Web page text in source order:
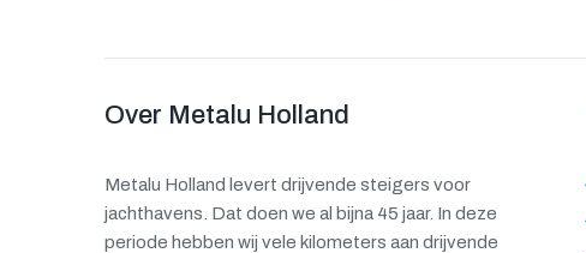
Over Metalu Holland
Metalu Holland levert drijvende steigers voor
jachthavens. Dat doen we al bijna 45 jaar. In deze
periode hebben wij vele kilometers aan drijvende